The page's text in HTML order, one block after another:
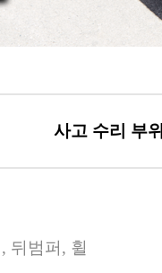
사고 수리 부위
뒤범퍼, 휠